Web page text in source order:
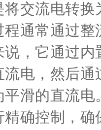
交流电转
通常通过
，它通过
流电，然后
平滑的直流
精确控制，